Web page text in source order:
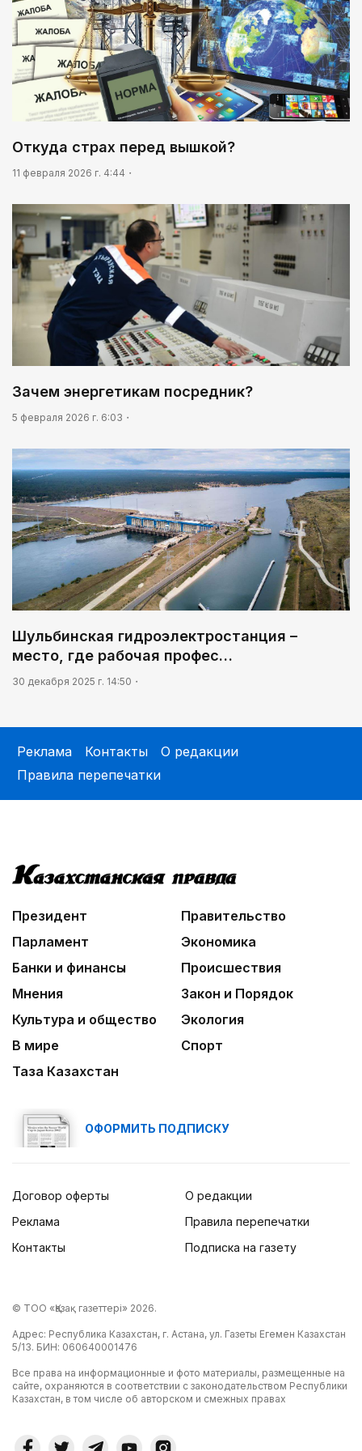
Откуда страх перед вышкой?
11 февраля 2026 г. 4:44
Зачем энергетикам посредник?
5 февраля 2026 г. 6:03
Шульбинская гидроэлектростанция –
место, где рабочая профес…
30 декабря 2025 г. 14:50
Реклама Контакты
О редакции
Правила перепечатки
Президент
Правительство
Парламент
Экономика
Банки и финансы
Происшествия
Мнения
Закон и Порядок
Культура и общество
Экология
В мире
Спорт
Таза Казахстан
ОФОРМИТЬ ПОДПИСКУ
Договор оферты
Реклама
Контакты
О редакции
Правила перепечатки
Подписка на газету
© ТОО «Қазақ газеттері» 2026.
Адрес: Республика Казахстан, г. Астана, ул. Газеты Егемен Казахстан
5/13. БИН: 060640001476
Все права на информационные и фото материалы, размещенные на
сайте, охраняются в соответствии с законодательством Республики
Казахстан, в том числе об авторском и смежных правах